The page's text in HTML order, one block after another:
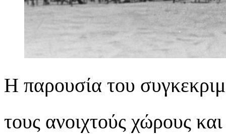
Η παρουσία του
τους ανοιχτούς χώρους